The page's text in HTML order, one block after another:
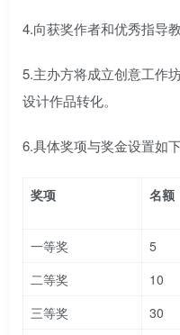
4.向获奖作者和优秀指导
5.主办方将成立创意工作
设计作品转化。
6.具体奖项与奖金设置如
奖项 名额
一等奖
5
二等奖
10
三等奖
30